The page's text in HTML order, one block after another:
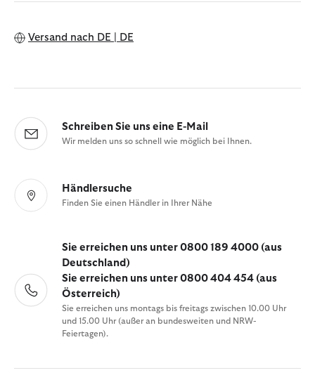
Versand nach DE | DE
Schreiben Sie uns eine E-Mail
Wir melden uns so schnell wie möglich bei Ihnen.
Händlersuche
Finden Sie einen Händler in Ihrer Nähe
Sie erreichen uns unter 0800 189 4000 (aus
Deutschland)
Sie erreichen uns unter 0800 404 454 (aus
Österreich)
Sie erreichen uns montags bis freitags zwischen 10.00 Uhr
und 15.00 Uhr (außer an bundesweiten und NRW-
Feiertagen).